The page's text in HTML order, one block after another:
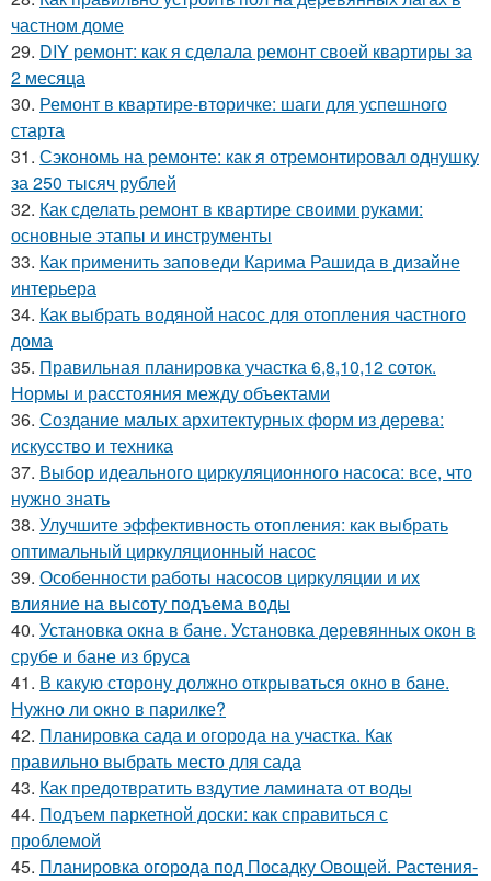
частном доме
29. DIY ремонт: как я сделала ремонт своей квартиры за
2 месяца
30. Ремонт в квартире-вторичке: шаги для успешного
старта
31. Сэкономь на ремонте: как я отремонтировал однушку
за 250 тысяч рублей
32. Как сделать ремонт в квартире своими руками:
основные этапы и инструменты
33. Как применить заповеди Карима Рашида в дизайне
интерьера
34. Как выбрать водяной насос для отопления частного
дома
35. Правильная планировка участка 6,8,10,12 соток.
Нормы и расстояния между объектами
36. Создание малых архитектурных форм из дерева:
искусство и техника
37. Выбор идеального циркуляционного насоса: все, что
нужно знать
38. Улучшите эффективность отопления: как выбрать
оптимальный циркуляционный насос
39. Особенности работы насосов циркуляции и их
влияние на высоту подъема воды
40. Установка окна в бане. Установка деревянных окон в
срубе и бане из бруса
41. В какую сторону должно открываться окно в бане.
Нужно ли окно в парилке?
42. Планировка сада и огорода на участка. Как
правильно выбрать место для сада
43. Как предотвратить вздутие ламината от воды
44. Подъем паркетной доски: как справиться с
проблемой
45. Планировка огорода под Посадку Овощей. Растения-